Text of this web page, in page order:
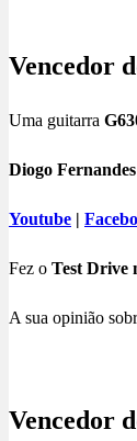
Vencedor
Uma guitarra
Diogo
Youtube |
Fez o Test Drive
A sua opinião
Vencedor